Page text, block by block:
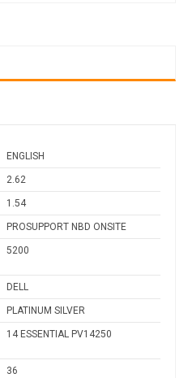
ENGLISH
2.62
1.54
PROSUPPORT NBD ONSITE
5200
DELL
PLATINUM SILVER
14 ESSENTIAL PV14250
36